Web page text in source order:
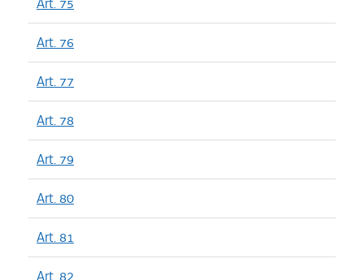
Art. 76
Art. 77
Art. 78
Art. 79
Art. 80
Art. 81
Art. 82